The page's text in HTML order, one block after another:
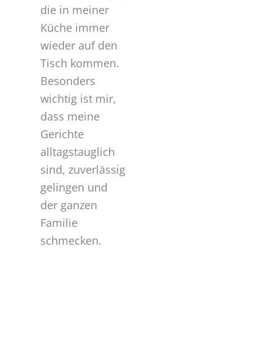
die in meiner
Küche immer
wieder auf den
Tisch kommen.
Besonders
wichtig ist mir,
dass meine
Gerichte
alltagstauglich
sind, zuverlässig
gelingen und
der ganzen
Familie
schmecken.